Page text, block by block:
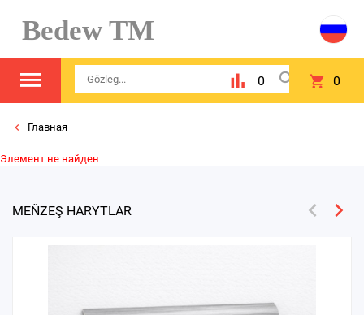
Bedew TM
0 0
Главная
Элемент не найден
MEŇZEŞ HARYTLAR